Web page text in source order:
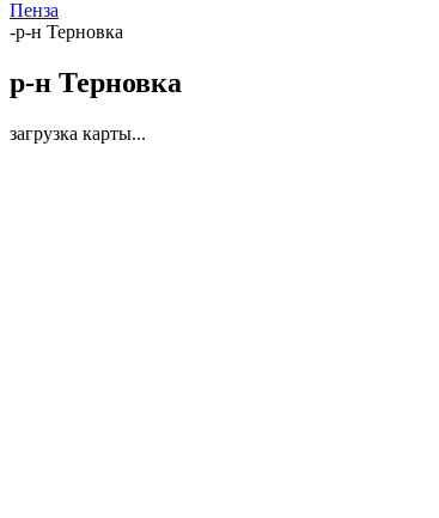
Пенза
-р-н Терновка
р-н Терновка
загрузка карты...